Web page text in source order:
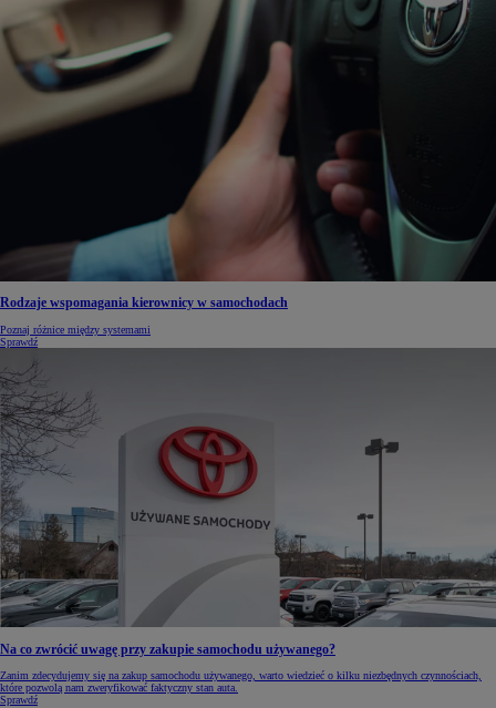
Rodzaje wspomagania kierownicy w samochodach
Poznaj różnice między systemami
Sprawdź
Na co zwrócić uwagę przy zakupie samochodu używanego?
Zanim zdecydujemy się na zakup samochodu używanego, warto wiedzieć o kilku niezbędnych czynnościach,
które pozwolą nam zweryfikować faktyczny stan auta.
Sprawdź